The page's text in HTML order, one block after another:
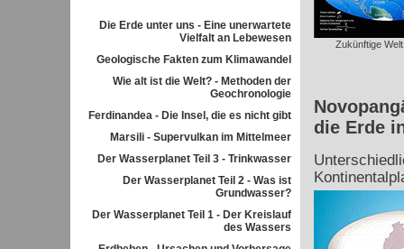
Die Erde unter uns - Eine unerwartete
Vielfalt an Lebewesen
Geologische Fakten zum Klimawandel
Wie alt ist die Welt? - Methoden der
Geochronologie
Ferdinandea - Die Insel, die es nicht gibt
Marsili - Supervulkan im Mittelmeer
Der Wasserplanet Teil 3 - Trinkwasser
Der Wasserplanet Teil 2 - Was ist
Grundwasser?
Der Wasserplanet Teil 1 - Der Kreislauf
des Wassers
Zukünftige
die Erde